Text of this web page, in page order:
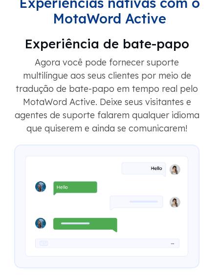
MotaWord Active
Experiência de bate-papo
Agora você pode fornecer suporte
multilíngue aos seus clientes por meio de
tradução de bate-papo em tempo real pelo
MotaWord Active. Deixe seus visitantes e
agentes de suporte falarem qualquer idioma
que quiserem e ainda se comunicarem!